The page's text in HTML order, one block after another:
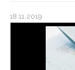
18.11.2019